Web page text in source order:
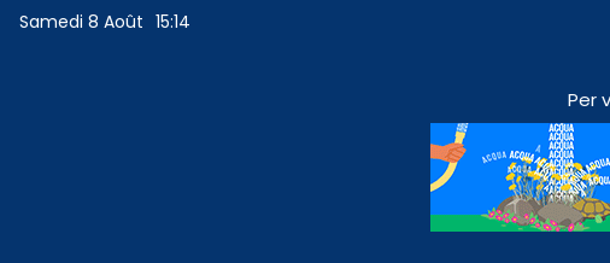
Samedi 8 Août 15:14
Per